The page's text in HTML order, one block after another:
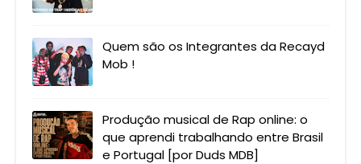
Quem são os Integrantes da Recayd
Mob !
Produção musical de Rap online: o
que aprendi trabalhando entre Brasil
e Portugal [por Duds MDB]